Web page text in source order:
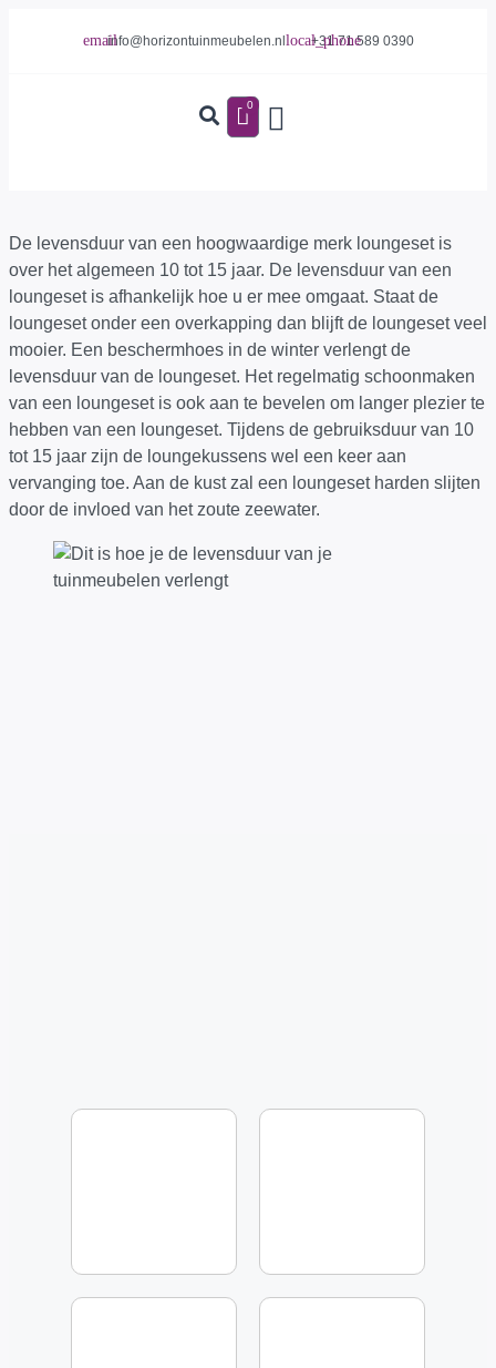
info@horizontuinmeubelen.nl +31 71 589 0390
0
De levensduur van een hoogwaardige merk loungeset is
over het algemeen 10 tot 15 jaar. De levensduur van een
loungeset is afhankelijk hoe u er mee omgaat. Staat de
loungeset onder een overkapping dan blijft de loungeset veel
mooier. Een beschermhoes in de winter verlengt de
levensduur van de loungeset. Het regelmatig schoonmaken
van een loungeset is ook aan te bevelen om langer plezier te
hebben van een loungeset. Tijdens de gebruiksduur van 10
tot 15 jaar zijn de loungekussens wel een keer aan
vervanging toe. Aan de kust zal een loungeset harden slijten
door de invloed van het zoute zeewater.